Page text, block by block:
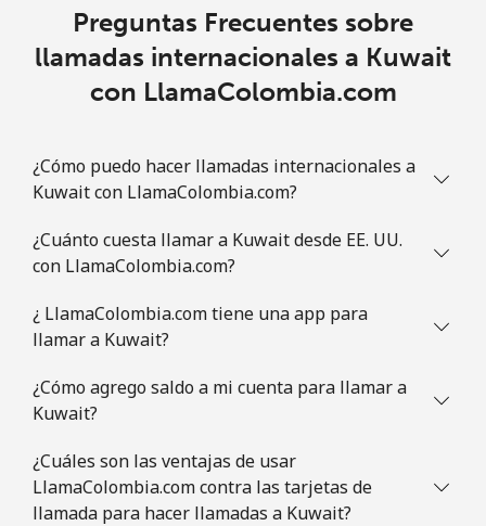
Preguntas Frecuentes sobre
llamadas internacionales a Kuwait
con LlamaColombia.com
¿Cómo puedo hacer llamadas internacionales a
Kuwait con LlamaColombia.com?
¿Cuánto cuesta llamar a Kuwait desde EE. UU.
con LlamaColombia.com?
¿ LlamaColombia.com tiene una app para
llamar a Kuwait?
¿Cómo agrego saldo a mi cuenta para llamar a
Kuwait?
¿Cuáles son las ventajas de usar
LlamaColombia.com contra las tarjetas de
llamada para hacer llamadas a Kuwait?